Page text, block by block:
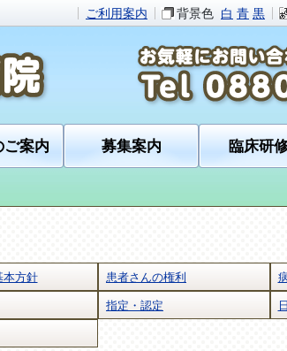
ご利用案内 背景色 白 青 黒
ご案内 募集案内 臨床研
本方針 患者さんの権利
指定・認定